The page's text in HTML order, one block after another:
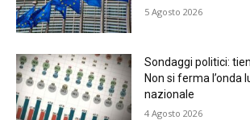
5 Agosto 2026
Sondaggi politici:
Non si ferma l’onda
nazionale
4 Agosto 2026